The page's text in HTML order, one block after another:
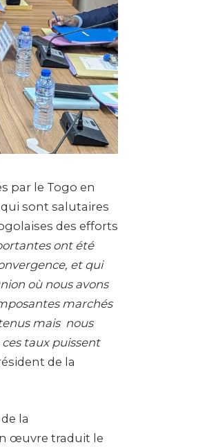
par le Togo en
sont salutaires
des efforts
ont été
et qui
où nous avons
marchés
mais nous
taux puissent
de la
la
œuvre traduit le